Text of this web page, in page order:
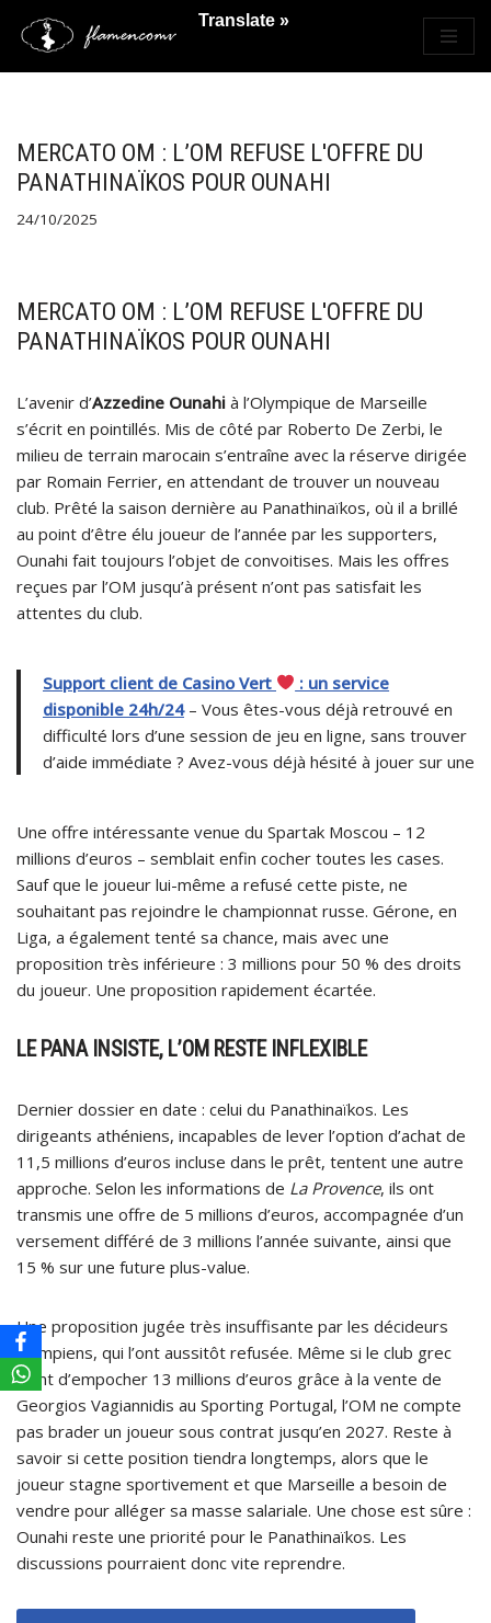
Saltar
MERCATO OM : L’OM REFUSE L'OFFRE DU
PANATHINAÏKOS POUR OUNAHI
24/10/2025
MERCATO OM : L’OM REFUSE L'OFFRE DU
PANATHINAÏKOS POUR OUNAHI
L’avenir d’Azzedine Ounahi à l’Olympique de Marseille
s’écrit en pointillés. Mis de côté par Roberto De Zerbi, le
milieu de terrain marocain s’entraîne avec la réserve dirigée
par Romain Ferrier, en attendant de trouver un nouveau
club. Prêté la saison dernière au Panathinaïkos, où il a brillé
au point d’être élu joueur de l’année par les supporters,
Ounahi fait toujours l’objet de convoitises. Mais les offres
reçues par l’OM jusqu’à présent n’ont pas satisfait les
attentes du club.
Support client de Casino Vert
: un service
disponible 24h/24– Vous êtes-vous déjà retrouvé en
difficulté lors d’une session de jeu en ligne, sans trouver
d’aide immédiate ? Avez-vous déjà hésité à jouer sur une
Une offre intéressante venue du Spartak Moscou – 12
millions d’euros – semblait enfin cocher toutes les cases.
Sauf que le joueur lui-même a refusé cette piste, ne
souhaitant pas rejoindre le championnat russe. Gérone, en
Liga, a également tenté sa chance, mais avec une
proposition très inférieure : 3 millions pour 50 % des droits
du joueur. Une proposition rapidement écartée.
LE PANA INSISTE, L’OM RESTE INFLEXIBLE
Dernier dossier en date : celui du Panathinaïkos. Les
dirigeants athéniens, incapables de lever l’option d’achat de
11,5 millions d’euros incluse dans le prêt, tentent une autre
approche. Selon les informations de La Provence, ils ont
transmis une offre de 5 millions d’euros, accompagnée d’un
versement différé de 3 millions l’année suivante, ainsi que
15 % sur une future plus-value.
Une proposition jugée très insuffisante par les décideurs
olympiens, qui l’ont aussitôt refusée. Même si le club grec
vient d’empocher 13 millions d’euros grâce à la vente de
Georgios Vagiannidis au Sporting Portugal, l’OM ne compte
pas brader un joueur sous contrat jusqu’en 2027. Reste à
savoir si cette position tiendra longtemps, alors que le
joueur stagne sportivement et que Marseille a besoin de
vendre pour alléger sa masse salariale. Une chose est sûre :
Ounahi reste une priorité pour le Panathinaïkos. Les
discussions pourraient donc vite reprendre.
Translate »